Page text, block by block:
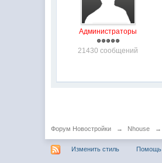
Администраторы
21430 сообщений
Форум Новостройки → Nhouse →
Изменить стиль Помощь